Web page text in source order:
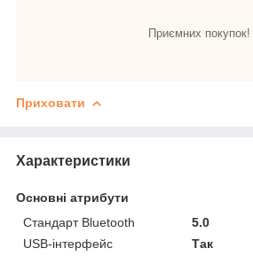
Приємних покупок!
Приховати
Характеристики
Основні атрибути
Стандарт Bluetooth
5.0
USB-інтерфейс
Так